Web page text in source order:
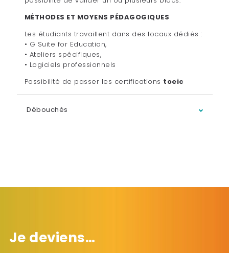
MÉTHODES ET MOYENS PÉDAGOGIQUES
Les étudiants travaillent dans des locaux dédiés :
• G Suite for Education,
• Ateliers spécifiques,
• Logiciels professionnels
Possibilité de passer les certifications toeic
Débouchés
Je deviens…